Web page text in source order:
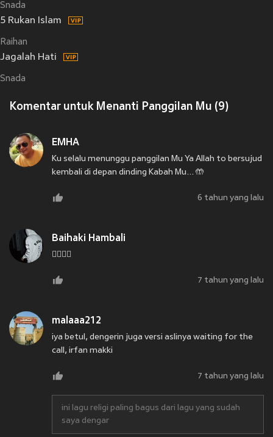
Snada
5 Rukan Islam
Raihan
Jagalah Hati
Snada
Komentar untuk Menanti Panggilan Mu (9)
EMHA
Ku selalu menunggu panggilan Mu Ya Allah to bersujud
kembali di depan dinding Kabah Mu... 🤲
6 tahun yang lalu
Baihaki Hambali
👍🏻👍🏻
7 tahun yang lalu
malaaa212
iya betul, dengerin juga versi aslinya waiting for the
call, irfan makki
7 tahun yang lalu
ini lagu religi paling bagus dari lagu yang sudah
saya dengar